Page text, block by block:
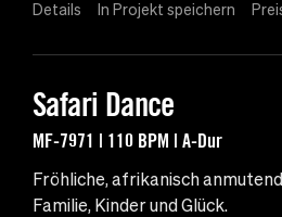
Details In Projekt speichern
Safari Dance
MF-7971 | 110 BPM | A-Dur
Fröhliche, afrikanisch
Familie, Kinder und Glück.